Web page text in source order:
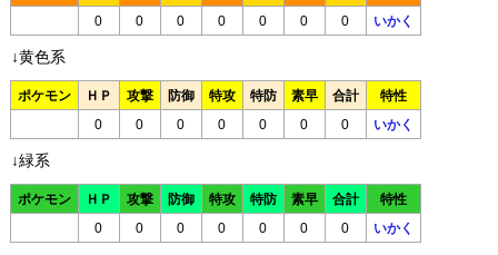
0 0 0 0 0 0 0 いかく
↓黄色系
ポケモン ＨＰ 攻撃 防御 特攻 特防 素早 合計 特性
0 0 0 0 0 0 0 いかく
↓緑系
ポケモン ＨＰ 攻撃 防御 特攻 特防 素早 合計 特性
0 0 0 0 0 0 0 いかく